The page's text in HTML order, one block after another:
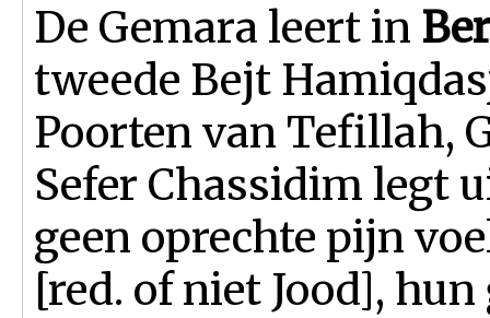
De Gemara leert in
tweede Bejt
Poorten van Tefillah,
Sefer Chassidim legt
geen oprechte pijn
[red. of niet Jood],